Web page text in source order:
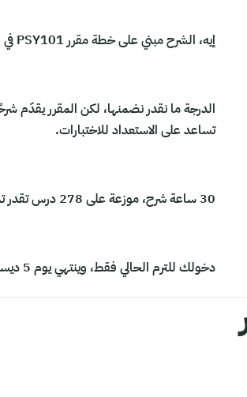
إيه، الشرح مبني على خطة مقرر PSY101 في PSU.
الدرجة ما نقدر نضمنها، لكن المقرر يقدّم
تساعد على الاستعداد للاختبارات.
30 ساعة شرح، موزعة على 278 درس تقدر تمشي فيها على وقتك.
دخولك للترم الحالي فقط، وينتهي يوم 5 ديسمبر 2026.